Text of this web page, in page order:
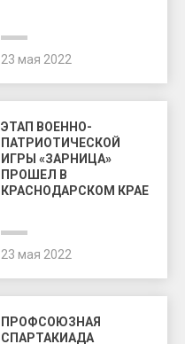
23 мая 2022
ЭТАП ВОЕННО-
ПАТРИОТИЧЕСКОЙ
ИГРЫ «ЗАРНИЦА»
ПРОШЕЛ В
КРАСНОДАРСКОМ КРАЕ
23 мая 2022
ПРОФСОЮЗНАЯ
СПАРТАКИАДА